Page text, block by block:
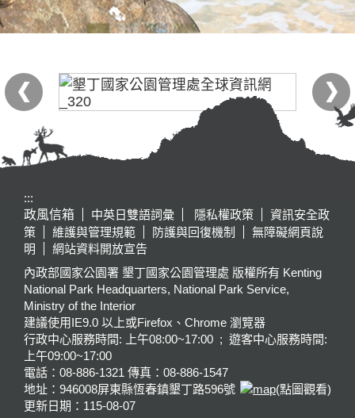
:::
政風信箱
中英日雙語詞彙 隱私權政策
資訊安全政
策
維護與管理規範 防護與回復機制
無障礙網頁說
明
網站資料開放宣告
內政部國家公園署 墾丁國家公園管理處 版權所有 Kenting
National Park Headquarters, National Park Service,
Ministry of the Interior
建議使用IE9.0 以上或Firefox、Chrome 瀏覽器
行政中心服務時間: 上午08:00~17:00 ; 遊客中心服務時間:
上午09:00~17:00
電話：08-886-1321 傳真：08-886-1547
地址：946008屏東縣恆春鎮墾丁路596號
(點圖觀看)
更新日期： 115-08-07